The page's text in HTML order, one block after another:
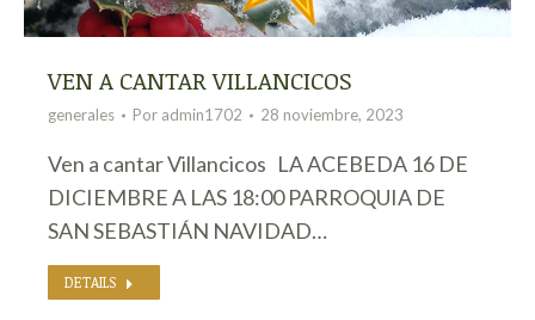
VEN A CANTAR VILLANCICOS
generales Por admin1702 28 noviembre, 2023
Ven a cantar Villancicos LA ACEBEDA 16 DE
DICIEMBRE A LAS 18:00 PARROQUIA DE
SAN SEBASTIÁN NAVIDAD…
DETAILS